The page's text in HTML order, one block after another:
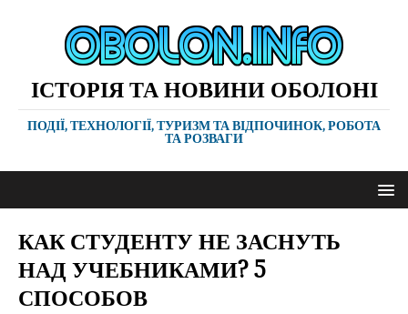
ІСТОРІЯ ТА НОВИНИ ОБОЛОНІ
ПОДІЇ, ТЕХНОЛОГІЇ, ТУРИЗМ ТА ВІДПОЧИНОК, РОБОТА
ТА РОЗВАГИ
КАК СТУДЕНТУ НЕ ЗАСНУТЬ
НАД УЧЕБНИКАМИ? 5
СПОСОБОВ